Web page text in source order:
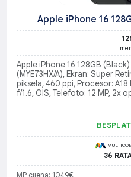
Apple iPhone 16
Apple iPhone 16 128GB
(MYE73HX/A), Ekran: Super
piksela, 460 ppi, Procesor:
f/1.6, OIS, Telefoto: 12 MP, 2x
36
MP cijena: 1049€